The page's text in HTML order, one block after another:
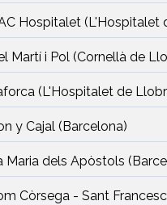
Hospitalet (L'Hospitalet
Martí i Pol (Cornellà de
(L'Hospitalet de
y Cajal (Barcelona)
Maria dels Apòstols
Còrsega - Sant